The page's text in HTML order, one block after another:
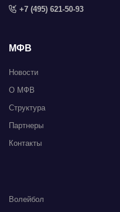
+7 (495) 621-50-93
МФВ
Новости
О МФВ
Структура
Партнеры
Контакты
Волейбол